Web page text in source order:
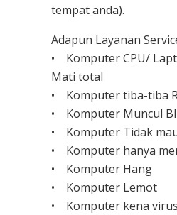
tempat anda).
Adapun Layanan
• Komputer CPU/
Mati total
• Komputer tiba-tiba
• Komputer Muncul
• Komputer Tidak
• Komputer hanya
• Komputer Hang
• Komputer Lemot
• Komputer kena virus